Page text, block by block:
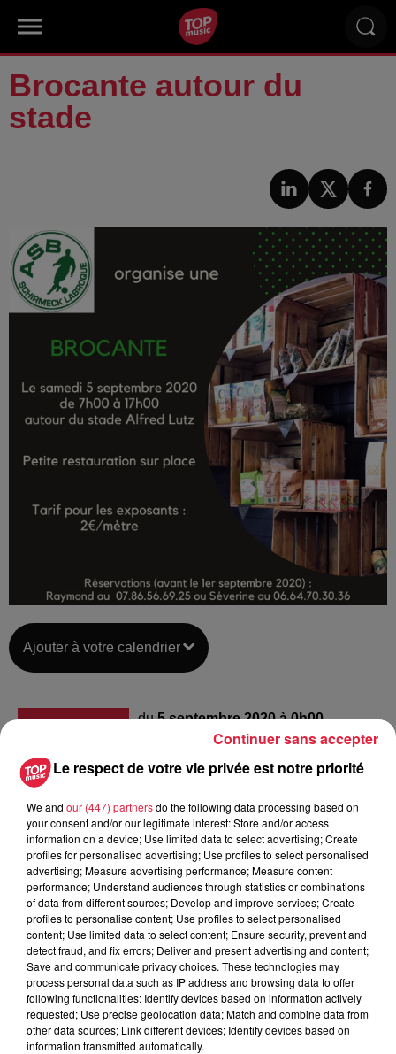
Brocante autour du
stade
Ajouter à votre calendrier
du5 septembre 2020 à 0h00
5 septembre 2020 à 0h00
Lieu La Broque
Organisateur
Priscilia KRAUSHAR
0613661370
priscilia.kraushar@gmail.com
Tarif Gratuit
Le respect de votre vie privée est notre priorité
We and our (447) partnersdo the following data processing based on
your consent and/or our legitimate interest: Store and/or access
information on a device; Use limited data to select advertising; Create
profiles for personalised advertising; Use profiles to select personalised
advertising; Measure advertising performance; Measure content
performance; Understand audiences through statistics or combinations
of data from different sources; Develop and improve services; Create
profiles to personalise content; Use profiles to select personalised
content; Use limited data to select content; Ensure security, prevent and
detect fraud, and fix errors; Deliver and present advertising and content;
Save and communicate privacy choices. These technologies may
process personal data such as IP address and browsing data to offer
following functionalities: Identify devices based on information actively
requested; Use precise geolocation data; Match and combine data from
other data sources; Link different devices; Identify devices based on
information transmitted automatically.
Continuer sans accepter